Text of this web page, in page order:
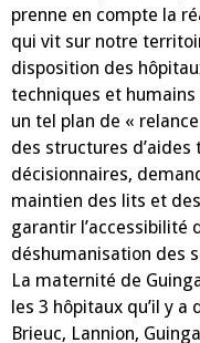
prenne en compte la
qui vit sur notre
disposition des
techniques et
un tel plan de «
des structures
décisionnaires,
maintien des lits et
garantir l’accessibilité
déshumanisation des
La maternité de
les 3 hôpitaux qu’il y a
Brieuc, Lannion,